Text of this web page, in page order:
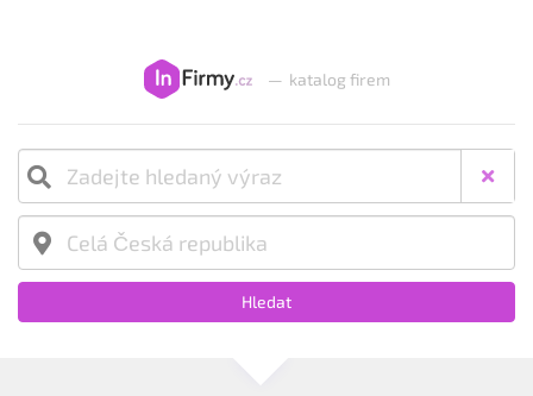
— katalog firem
Hledat